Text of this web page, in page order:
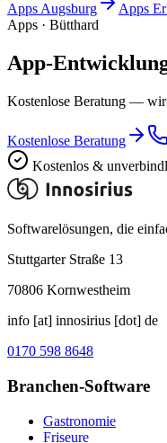
AppsAugsburg Apps
Apps · Bütthard
App-
Kostenlose Beratung — wir
Kostenlose Beratung
Kostenlos &
Softwarelösungen, die
Stuttgarter Straße 13
70806 Kornwestheim
info [at] innosirius [dot] de
0170 598 8648
Branchen-Software
Gastronomie
Friseure